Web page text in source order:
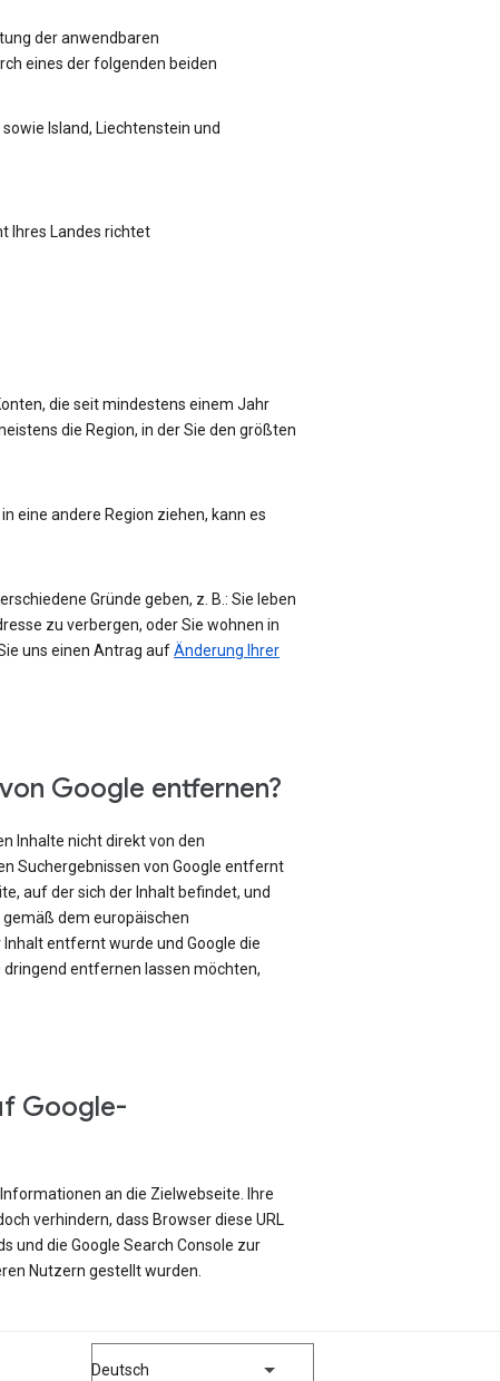
der anwendbaren
eines der folgenden beiden
Island, Liechtenstein und
Ihres Landes richtet
die seit mindestens einem Jahr
die Region, in der Sie den größten
eine andere Region ziehen, kann es
Gründe geben, z. B.: Sie leben
zu verbergen, oder Sie wohnen in
uns einen Antrag aufÄnderung Ihrer
Google entfernen?
Inhalte nicht direkt von den
Suchergebnissen von Google entfernt
auf der sich der Inhalt befindet, und
dem europäischen
Inhalt entfernt wurde und Google die
entfernen lassen möchten,
Google-
an die Zielwebseite. Ihre
verhindern, dass Browser diese URL
und die Google Search Console zur
Nutzern gestellt wurden.
Deutsch